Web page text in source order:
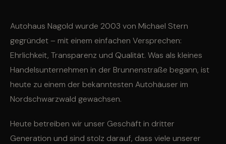
Autohaus Nagold wurde 2003 von Michael Stern
gegründet – mit einem einfachen Versprechen:
Ehrlichkeit, Transparenz und Qualität. Was als kleines
Handelsunternehmen in der Brunnenstraße begann, ist
heute zu einem der bekanntesten Autohäuser im
Nordschwarzwald gewachsen.
Heute betreiben wir unser Geschäft in dritter
Generation und sind stolz darauf, dass viele unserer